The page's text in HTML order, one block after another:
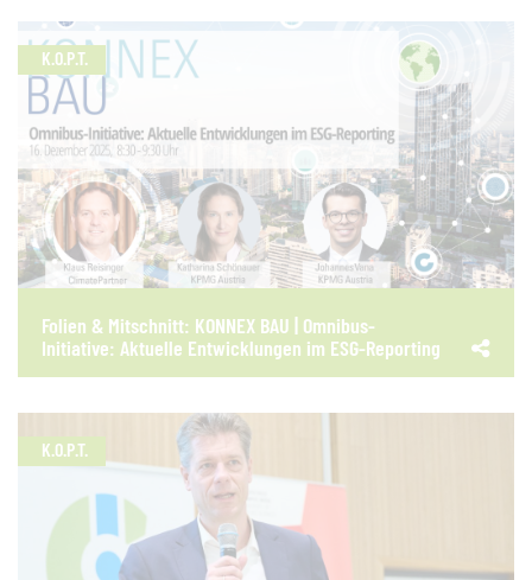
K.O.P.T.
Folien & Mitschnitt: KONNEX BAU | Omnibus-
Initiative: Aktuelle Entwicklungen im ESG-Reporting
K.O.P.T.